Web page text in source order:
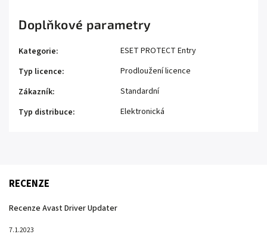
Doplňkové parametry
Kategorie:
ESET PROTECT Entry
Typ licence:
Prodloužení licence
Zákazník:
Standardní
Typ distribuce: Elektronická
RECENZE
Recenze Avast Driver Updater
7.1.2023